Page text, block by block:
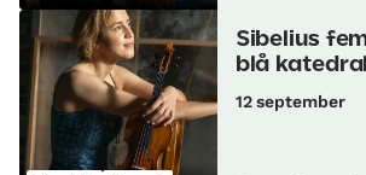
Sibelius
blå katedral
12 september